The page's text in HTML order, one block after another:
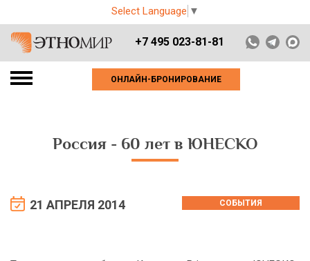
Select Language ▼
+7 495 023-81-81
ОНЛАЙН-БРОНИРОВАНИЕ
Россия - 60 лет в ЮНЕСКО
21 АПРЕЛЯ 2014 СОБЫТИЯ